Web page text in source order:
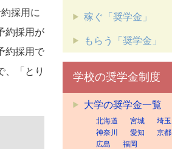
採用に
約採用が
約採用で
、「とり
稼ぐ「奨学金」
もらう「奨学金」
学校の奨学金制度
大学の奨学金一覧
北海道 宮城 埼玉
神奈川
愛知 京都
広島
福岡